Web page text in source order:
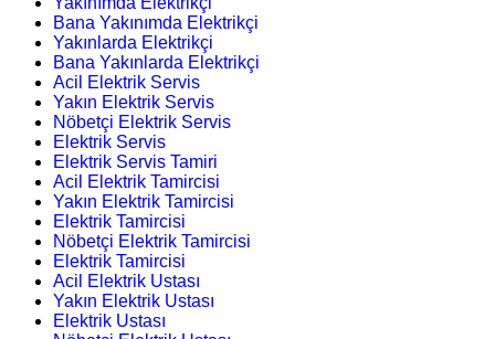
Bana Yakınımda Elektrikçi
Yakınlarda Elektrikçi
Bana Yakınlarda Elektrikçi
Acil Elektrik Servis
Yakın Elektrik Servis
Nöbetçi Elektrik Servis
Elektrik Servis
Elektrik Servis Tamiri
Acil Elektrik Tamircisi
Yakın Elektrik Tamircisi
Elektrik Tamircisi
Nöbetçi Elektrik Tamircisi
Elektrik Tamircisi
Acil Elektrik Ustası
Yakın Elektrik Ustası
Elektrik Ustası